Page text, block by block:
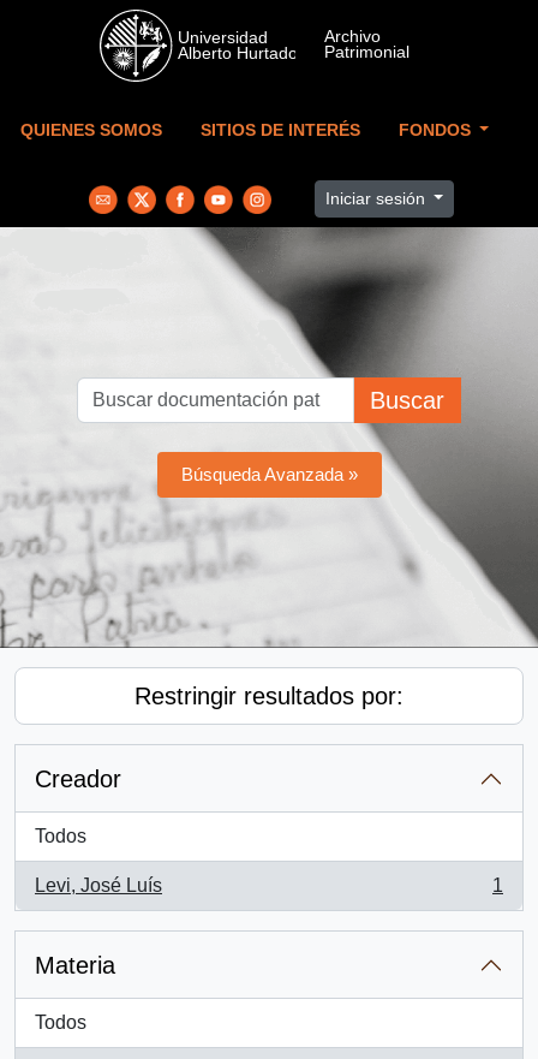
Skip to main content
QUIENES SOMOS SITIOS DE INTERÉS FONDOS
Iniciar sesión
Buscar
Búsqueda Avanzada »
Restringir resultados por:
Creador
Todos
Levi, José Luís
, 1 resultados
1
Materia
Todos